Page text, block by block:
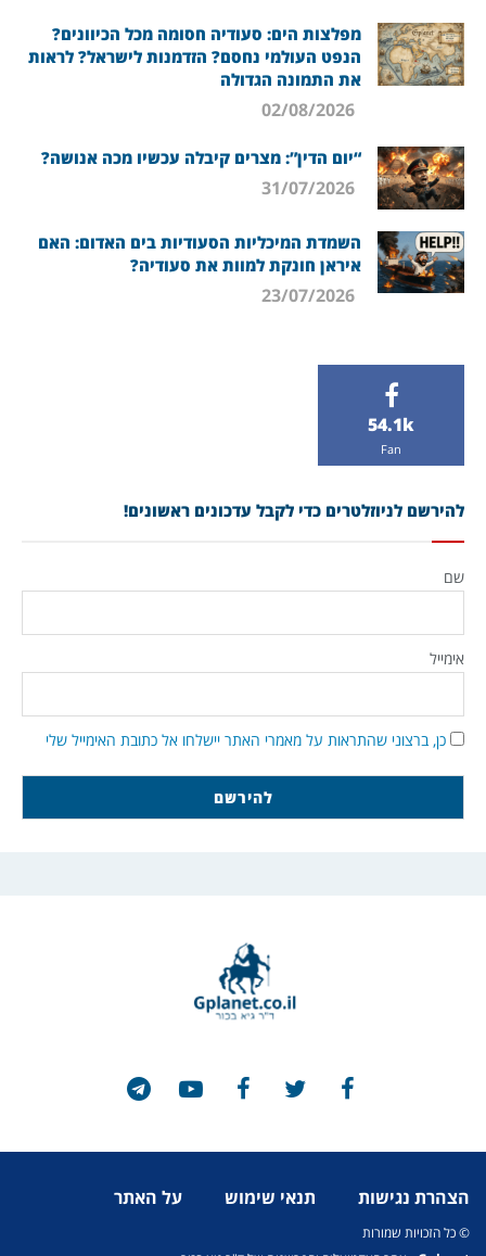
מפלצות הים: סעודיה חסומה מכל הכיוונים?
הנפט העולמי נחסם? הזדמנות לישראל? לראות
את התמונה הגדולה
“יום הדין”: מצרים קיבלה עכשיו מכה אנושה?
השמדת המיכליות הסעודיות בים האדום: האם
איראן חונקת למוות את סעודיה?
54.1k
Fan
להירשם לניוזלטרים כדי לקבל עדכונים ראשונים!
שם
אימייל
כן, ברצוני שהתראות על מאמרי האתר יישלחו אל כתובת האימייל שלי
הצהרת נגישות תנאי שימוש על האתר
© כל הזכויות שמורות